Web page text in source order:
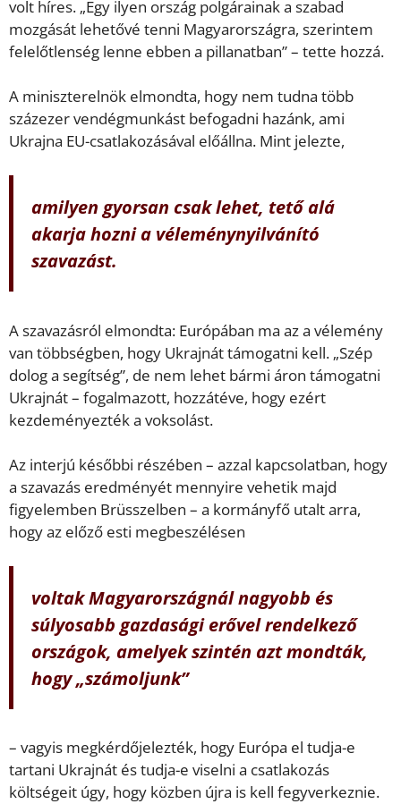
volt híres. „Egy ilyen ország polgárainak a szabad
mozgását lehetővé tenni Magyarországra, szerintem
felelőtlenség lenne ebben a pillanatban” – tette hozzá.
A miniszterelnök elmondta, hogy nem tudna több
százezer vendégmunkást befogadni hazánk, ami
Ukrajna EU-csatlakozásával előállna. Mint jelezte,
amilyen gyorsan csak lehet, tető alá
akarja hozni a véleménynyilvánító
szavazást.
A szavazásról elmondta: Európában ma az a vélemény
van többségben, hogy Ukrajnát támogatni kell. „Szép
dolog a segítség”, de nem lehet bármi áron támogatni
Ukrajnát – fogalmazott, hozzátéve, hogy ezért
kezdeményezték a voksolást.
Az interjú későbbi részében – azzal kapcsolatban, hogy
a szavazás eredményét mennyire vehetik majd
figyelemben Brüsszelben – a kormányfő utalt arra,
hogy az előző esti megbeszélésen
voltak Magyarországnál nagyobb és
súlyosabb gazdasági erővel rendelkező
országok, amelyek szintén azt mondták,
hogy „számoljunk”
– vagyis megkérdőjelezték, hogy Európa el tudja-e
tartani Ukrajnát és tudja-e viselni a csatlakozás
költségeit úgy, hogy közben újra is kell fegyverkeznie.